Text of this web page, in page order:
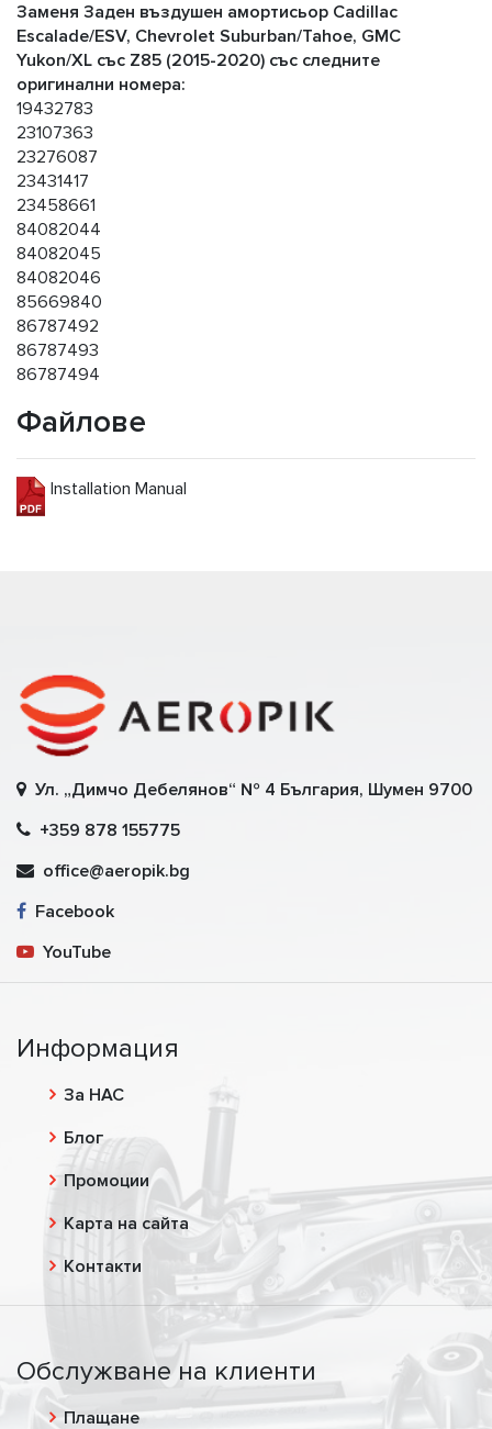
Заменя Заден въздушен амортисьор Cadillac
Escalade/ESV, Chevrolet Suburban/Tahoe, GMC
Yukon/XL със Z85 (2015-2020) със следните
оригинални номера:
19432783
23107363
23276087
23431417
23458661
84082044
84082045
84082046
85669840
86787492
86787493
86787494
Файлове
Installation Manual
Ул. „Димчо Дебелянов“ № 4 България, Шумен 9700
+359 878 155775
office@aeropik.bg
Facebook
YouTube
Информация
За НАС
Блог
Промоции
Карта на сайта
Контакти
Обслужване на клиенти
Плащане